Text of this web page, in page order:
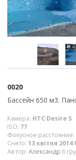
0020
Бассейн 650 м3.
Камера: HTC Desire S
ISO: 77
Фокусное расстояние:
Снято: 13 квітня 2014
Автор: Александр 6